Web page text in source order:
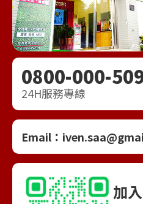
0800-000-
24H服務專線
Email：
加